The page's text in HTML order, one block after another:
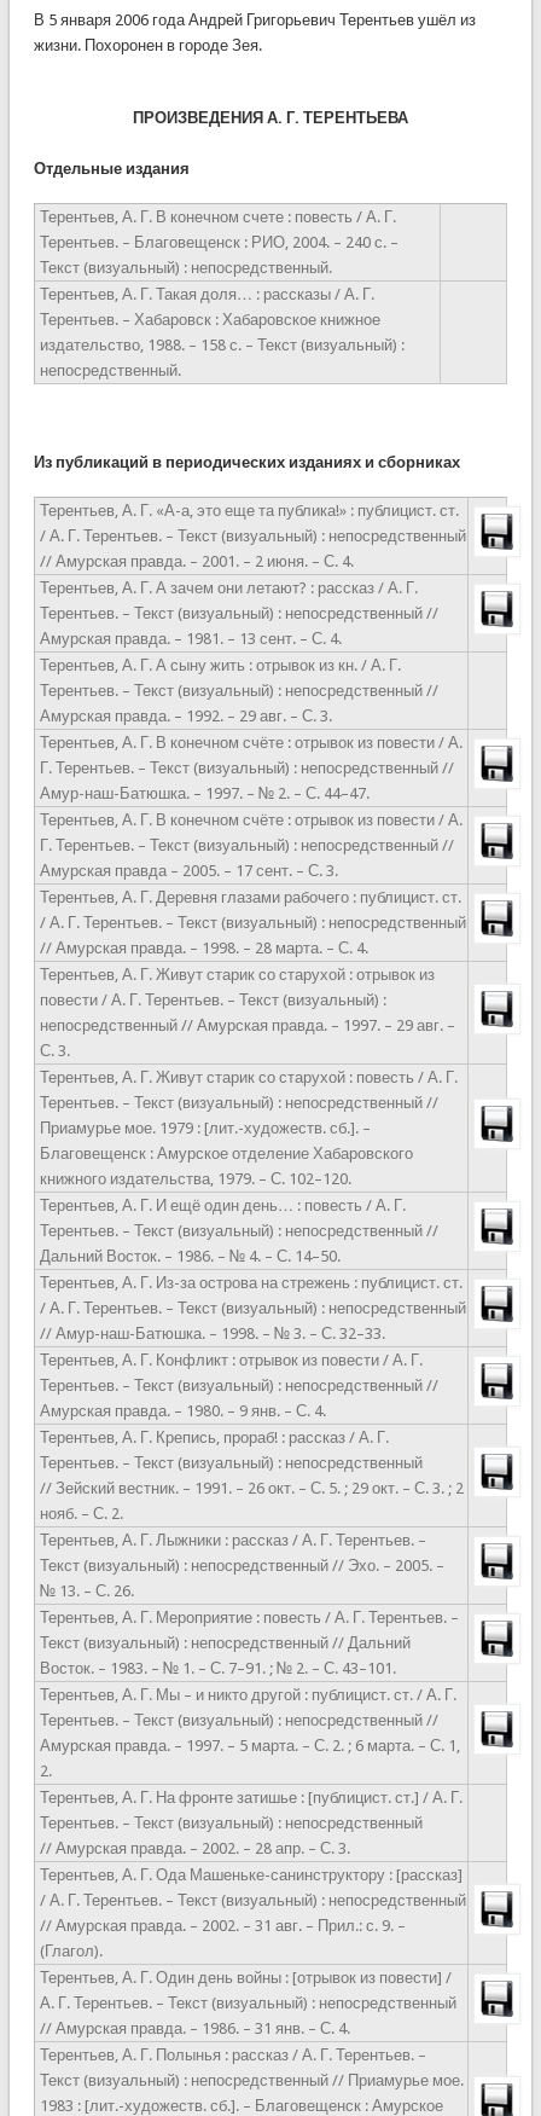
В 5 января 2006 года Андрей Григорьевич Терентьев ушёл из
жизни. Похоронен в городе Зея.
ПРОИЗВЕДЕНИЯ А. Г. ТЕРЕНТЬЕВА
Отдельные издания
Терентьев, А. Г. В конечном счете : повесть / А. Г.
Терентьев. – Благовещенск : РИО, 2004. – 240 с. –
Текст (визуальный) : непосредственный.
Терентьев, А. Г. Такая доля… : рассказы / А. Г.
Терентьев. – Хабаровск : Хабаровское книжное
издательство, 1988. – 158 с. – Текст (визуальный) :
непосредственный.
Из публикаций в периодических изданиях и сборниках
Терентьев, А. Г. «А-а, это еще та публика!» : публицист. ст.
/ А. Г. Терентьев. – Текст (визуальный) : непосредственный
// Амурская правда. – 2001. – 2 июня. – С. 4.
Терентьев, А. Г. А зачем они летают? : рассказ / А. Г.
Терентьев. – Текст (визуальный) : непосредственный //
Амурская правда. – 1981. – 13 сент. – С. 4.
Терентьев, А. Г. А сыну жить : отрывок из кн. / А. Г.
Терентьев. – Текст (визуальный) : непосредственный //
Амурская правда. – 1992. – 29 авг. – С. 3.
Терентьев, А. Г. В конечном счёте : отрывок из повести / А.
Г. Терентьев. – Текст (визуальный) : непосредственный //
Амур-наш-Батюшка. – 1997. – № 2. – С. 44–47.
Терентьев, А. Г. В конечном счёте : отрывок из повести / А.
Г. Терентьев. – Текст (визуальный) : непосредственный //
Амурская правда – 2005. – 17 сент. – С. 3.
Терентьев, А. Г. Деревня глазами рабочего : публицист. ст.
/ А. Г. Терентьев. – Текст (визуальный) : непосредственный
// Амурская правда. – 1998. – 28 марта. – С. 4.
Терентьев, А. Г. Живут старик со старухой : отрывок из
повести / А. Г. Терентьев. – Текст (визуальный) :
непосредственный // Амурская правда. – 1997. – 29 авг. –
С. 3.
Терентьев, А. Г. Живут старик со старухой : повесть / А. Г.
Терентьев. – Текст (визуальный) : непосредственный //
Приамурье мое. 1979 : [лит.-художеств. сб.]. –
Благовещенск : Амурское отделение Хабаровского
книжного издательства, 1979. – С. 102–120.
Терентьев, А. Г. И ещё один день… : повесть / А. Г.
Терентьев. – Текст (визуальный) : непосредственный //
Дальний Восток. – 1986. – № 4. – С. 14–50.
Терентьев, А. Г. Из-за острова на стрежень : публицист. ст.
/ А. Г. Терентьев. – Текст (визуальный) : непосредственный
// Амур-наш-Батюшка. – 1998. – № 3. – С. 32–33.
Терентьев, А. Г. Конфликт : отрывок из повести / А. Г.
Терентьев. – Текст (визуальный) : непосредственный //
Амурская правда. – 1980. – 9 янв. – С. 4.
Терентьев, А. Г. Крепись, прораб! : рассказ / А. Г.
Терентьев. – Текст (визуальный) : непосредственный
// Зейский вестник. – 1991. – 26 окт. – С. 5. ; 29 окт. – С. 3. ; 2
нояб. – С. 2.
Терентьев, А. Г. Лыжники : рассказ / А. Г. Терентьев. –
Текст (визуальный) : непосредственный // Эхо. – 2005. –
№ 13. – С. 26.
Терентьев, А. Г. Мероприятие : повесть / А. Г. Терентьев. –
Текст (визуальный) : непосредственный // Дальний
Восток. – 1983. – № 1. – С. 7–91. ; № 2. – С. 43–101.
Терентьев, А. Г. Мы – и никто другой : публицист. ст. / А. Г.
Терентьев. – Текст (визуальный) : непосредственный //
Амурская правда. – 1997. – 5 марта. – С. 2. ; 6 марта. – С. 1,
2.
Терентьев, А. Г. На фронте затишье : [публицист. ст.] / А. Г.
Терентьев. – Текст (визуальный) : непосредственный
// Амурская правда. – 2002. – 28 апр. – С. 3.
Терентьев, А. Г. Ода Машеньке-санинструктору : [рассказ]
/ А. Г. Терентьев. – Текст (визуальный) : непосредственный
// Амурская правда. – 2002. – 31 авг. – Прил.: с. 9. –
(Глагол).
Терентьев, А. Г. Один день войны : [отрывок из повести] /
А. Г. Терентьев. – Текст (визуальный) : непосредственный
// Амурская правда. – 1986. – 31 янв. – С. 4.
Терентьев, А. Г. Полынья : рассказ / А. Г. Терентьев. –
Текст (визуальный) : непосредственный // Приамурье мое.
1983 : [лит.-художеств. сб.]. – Благовещенск : Амурское